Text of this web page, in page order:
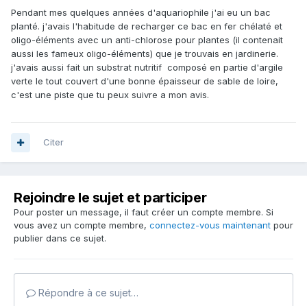
Pendant mes quelques années d'aquariophile j'ai eu un bac
planté. j'avais l'habitude de recharger ce bac en fer chélaté et
oligo-éléments avec un anti-chlorose pour plantes (il contenait
aussi les fameux oligo-éléments) que je trouvais en jardinerie.
j'avais aussi fait un substrat nutritif composé en partie d'argile
verte le tout couvert d'une bonne épaisseur de sable de loire,
c'est une piste que tu peux suivre a mon avis.
Citer
Rejoindre le sujet et participer
Pour poster un message, il faut créer un compte membre. Si
vous avez un compte membre, connectez-vous maintenant pour
publier dans ce sujet.
Répondre à ce sujet…